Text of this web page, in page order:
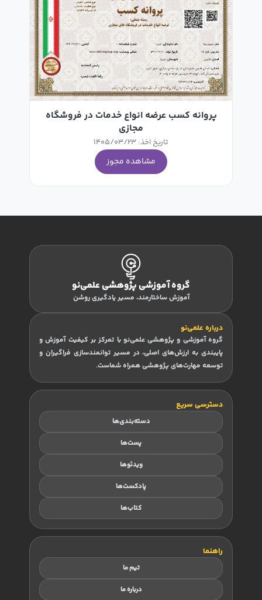
پروانه کسب عرضه انواع خدمات در فروشگاه
مجازی
تاریخ اخذ: 1405/03/23
مشاهده مجوز
گروه آموزشی پژوهشی علمی‌نو
آموزش ساختارمند، مسیر یادگیری روشن
درباره علمی‌نو
گروه آموزشی و پژوهشی علمی‌نو با تمرکز بر کیفیت آموزش و
پایبندی به ارزش‌های اصلی، در مسیر توانمندسازی فراگیران و
توسعه مهارت‌های پژوهشی همراه شماست.
دسترسی سریع
دسته‌بندی‌ها
پست‌ها
ویدئوها
پادکست‌ها
کتاب‌ها
راهنما
تیم ما
درباره ما